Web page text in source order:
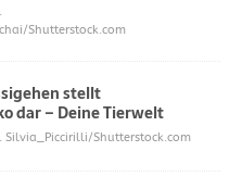
Shutterstock.com
stellt
dar – Deine Tierwelt
Silvia_Piccirilli/Shutterstock.com